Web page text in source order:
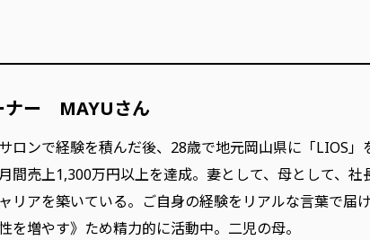
ナー MAYUさん
ロンで経験を積んだ後、28歳で地元岡山県に「LIOS
間売上1,300万円以上を達成。妻として、母として、
リアを築いている。ご自身の経験をリアルな言葉で届
を増やす》ため精力的に活動中。二児の母。